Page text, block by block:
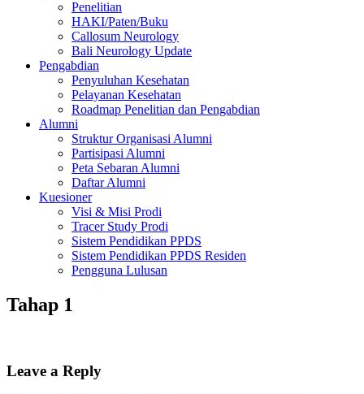
Penelitian
HAKI/Paten/Buku
Callosum Neurology
Bali Neurology Update
Pengabdian
Penyuluhan Kesehatan
Pelayanan Kesehatan
Roadmap Penelitian dan Pengabdian
Alumni
Struktur Organisasi Alumni
Partisipasi Alumni
Peta Sebaran Alumni
Daftar Alumni
Kuesioner
Visi & Misi Prodi
Tracer Study Prodi
Sistem Pendidikan PPDS
Sistem Pendidikan PPDS Residen
Pengguna Lulusan
Tahap 1
Leave a Reply